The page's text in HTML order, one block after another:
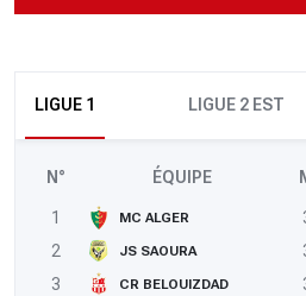
LIGUE 1 LIGUE 2 EST
N° ÉQUIPE
1 MC ALGER
2
JS SAOURA
3
CR BELOUIZDAD